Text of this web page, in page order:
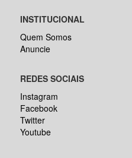
INSTITUCIONAL
Quem Somos
Anuncie
REDES SOCIAIS
Instagram
Facebook
Twitter
Youtube